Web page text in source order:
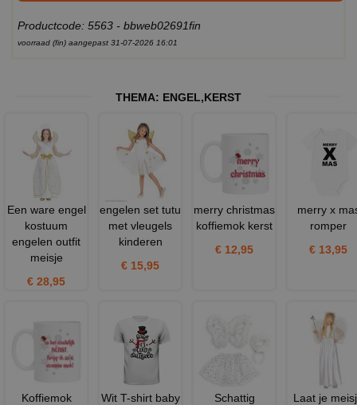
Productcode: 5563 - bbweb02691fin
voorraad (fin) aangepast 31-07-2026 16:01
THEMA: ENGEL,KERST
Een ware engel
kostuum
engelen outfit
meisje
€ 28,95
engelen set tutu
met vleugels
kinderen
€ 15,95
merry christmas
koffiemok kerst
€ 12,95
merry x
romper
€ 13,95
Koffiemok
Wit T-shirt baby
Schattig
Laat je